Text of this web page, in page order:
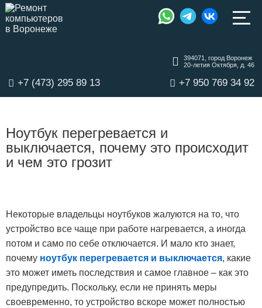
394071, город Воронеж
20-летия Октября, д. 46
+7 (473) 295 89 13 +7 950 769 34 92
Ноутбук перегревается и
выключается, почему это происходит
и чем это грозит
Некоторые владельцы ноутбуков жалуются на то, что
устройство все чаще при работе нагревается, а иногда
потом и само по себе отключается. И мало кто знает,
почему ноутбук перегревается и выключается, какие
это может иметь последствия и самое главное – как это
предупредить. Поскольку, если не принять меры
своевременно, то устройство вскоре может полностью